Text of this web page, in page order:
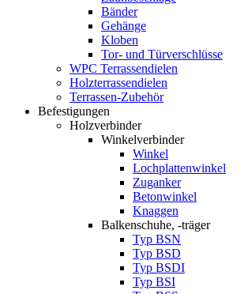
Bänder
Gehänge
Kloben
Tor- und Türverschlüsse
WPC Terrassendielen
Holzterrassendielen
Terrassen-Zubehör
Befestigungen
Holzverbinder
Winkelverbinder
Winkel
Lochplattenwinkel
Zuganker
Betonwinkel
Knaggen
Balkenschuhe, -träger
Typ BSN
Typ BSD
Typ BSDI
Typ BSI